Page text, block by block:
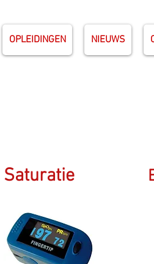
OPLEIDINGEN NIEUWS
Saturatie